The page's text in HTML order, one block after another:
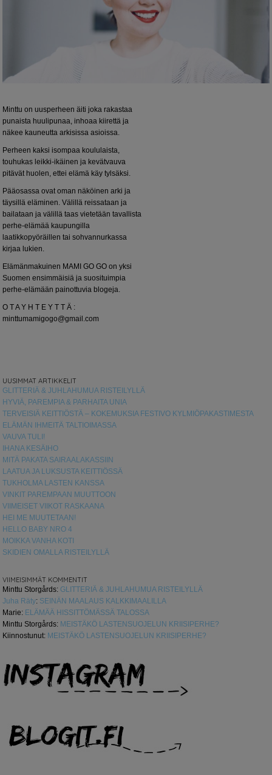
Minttu on uusperheen äiti joka rakastaa
punaista huulipunaa, inhoaa kiirettä ja
näkee kauneutta arkisissa asioissa.
Perheen kaksi isompaa koululaista,
touhukas leikki-ikäinen ja kevätvauva
pitävät huolen, ettei elämä käy tylsäksi.
Pääosassa ovat oman näköinen arki ja
täysillä eläminen. Välillä reissataan ja
bailataan ja välillä taas vietetään tavallista
perhe-elämää kaupungilla
laatikkopyöräillen tai sohvannurkassa
kirjaa lukien.
Elämänmakuinen MAMI GO GO on yksi
Suomen ensimmäisiä ja suosituimpia
perhe-elämään painottuvia blogeja.
O T A Y H T E Y T T Ä :
minttumamigogo@gmail.com
UUSIMMAT ARTIKKELIT
GLITTERIÄ & JUHLAHUMUA RISTEILYLLÄ
HYVIÄ, PAREMPIA & PARHAITA UNIA
TERVEISIÄ KEITTIÖSTÄ – KOKEMUKSIA FESTIVO KYLMIÖPAKASTIMESTA
ELÄMÄN IHMEITÄ TALTIOIMASSA
VAUVA TULI!
IHANA KESÄIHO
MITÄ PAKATA SAIRAALAKASSIIN
LAATUA JA LUKSUSTA KEITTIÖSSÄ
TUKHOLMA LASTEN KANSSA
VINKIT PAREMPAAN MUUTTOON
VIIMEISET VIIKOT RASKAANA
HEI ME MUUTETAAN!
HELLO BABY NRO 4
MOIKKA VANHA KOTI
SKIDIEN OMALLA RISTEILYLLÄ
VIIMEISIMMÄT KOMMENTIT
Minttu Storgårds: GLITTERIÄ & JUHLAHUMUA RISTEILYLLÄ
Juha Räty: SEINÄN MAALAUS KALKKIMAALILLA
Marie: ELÄMÄÄ HISSITTÖMÄSSÄ TALOSSA
Minttu Storgårds: MEISTÄKÖ LASTENSUOJELUN KRIISIPERHE?
Kiinnostunut: MEISTÄKÖ LASTENSUOJELUN KRIISIPERHE?